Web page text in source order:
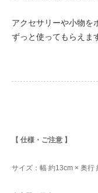
アクセサリーや小物を
ずっと使ってもらえま
【 仕様・ご注意 】
サイズ：幅 約13cm × 奥行